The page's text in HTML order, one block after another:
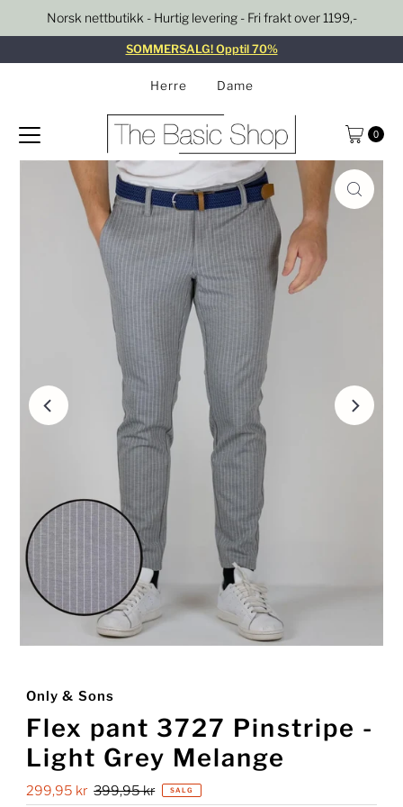
Gå til innhold
Norsk nettbutikk - Hurtig levering - Fri frakt over 1199,-
SOMMERSALG! Opptil 70%
Herre Dame
0
Only & Sons
Flex pant 3727 Pinstripe -
Light Grey Melange
Salgspris
299,95 kr Ordinær
399,95 kr SALG